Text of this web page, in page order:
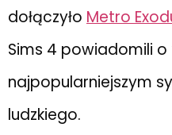
dołączyło Metro
Sims 4 powiadomili
najpopularniejszym
ludzkiego.